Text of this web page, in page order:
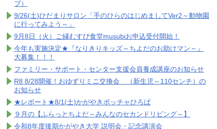
ブ）
9/26(土)ひだまりサロン「手のひらのはじめましてVer2～動物園
に行ってみよう～」
9月8日（火）ご縁むすび食堂musubiお申込受付開始！
今年も実施決定★『なりきりキッズ～ちよだのお助けマン～』
大募集！！！
ファミリー・サポート・センター支援会員養成講座のお知らせ
R8 8/28開催！おゆずりミニ交換会 （新生児～110センチ）の
お知らせ
★レポート★8/1(土)かがやきボッチャひろば
９月の【ふらっとちよだ～みんなのセカンドリビング～】
令和8年度後期かがやき大学 説明会・記念講演会